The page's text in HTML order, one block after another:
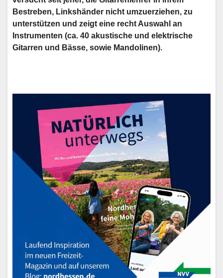
Bestreben, Linkshänder nicht umzuerziehen, zu
unterstützen und zeigt eine recht Auswahl an
Instrumenten (ca. 40 akustische und elektrische
Gitarren und Bässe, sowie Mandolinen).